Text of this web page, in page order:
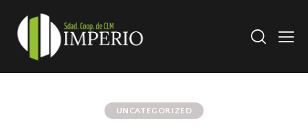
UNCATEGORIZED